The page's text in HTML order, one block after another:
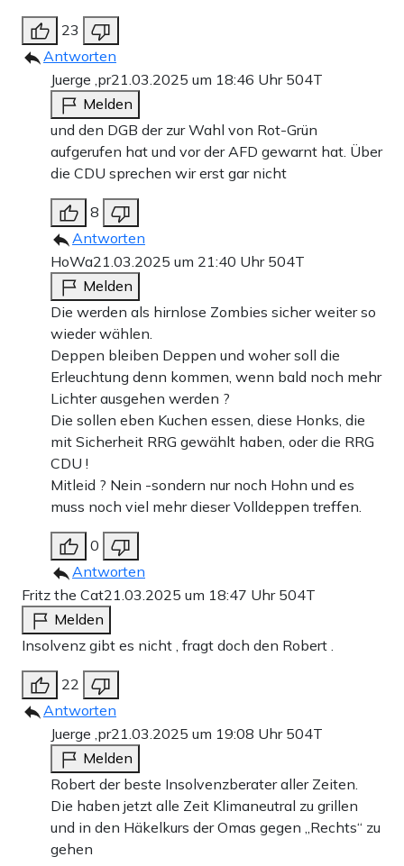
23
Antworten
Juerge ,pr21.03.2025 um 18:46 Uhr 504T
Melden
und den DGB der zur Wahl von Rot-Grün
aufgerufen hat und vor der AFD gewarnt hat. Über
die CDU sprechen wir erst gar nicht
8
Antworten
HoWa21.03.2025 um 21:40 Uhr 504T
Melden
Die werden als hirnlose Zombies sicher weiter so
wieder wählen.
Deppen bleiben Deppen und woher soll die
Erleuchtung denn kommen, wenn bald noch mehr
Lichter ausgehen werden ?
Die sollen eben Kuchen essen, diese Honks, die
mit Sicherheit RRG gewählt haben, oder die RRG
CDU !
Mitleid ? Nein -sondern nur noch Hohn und es
muss noch viel mehr dieser Volldeppen treffen.
0
Antworten
Fritz the Cat21.03.2025 um 18:47 Uhr 504T
Melden
Insolvenz gibt es nicht , fragt doch den Robert .
22
Antworten
Juerge ,pr21.03.2025 um 19:08 Uhr 504T
Melden
Robert der beste Insolvenzberater aller Zeiten.
Die haben jetzt alle Zeit Klimaneutral zu grillen
und in den Häkelkurs der Omas gegen „Rechts“ zu
gehen